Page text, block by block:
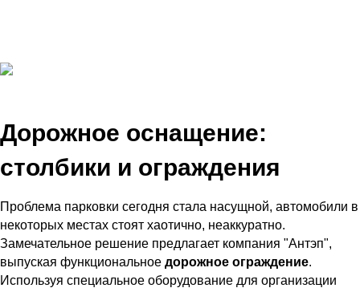
Дорожное оснащение:
столбики и ограждения
Проблема парковки сегодня стала насущной, автомобили в
некоторых местах стоят хаотично, неаккуратно.
Замечательное решение предлагает компания "Антэп",
выпуская функциональное дорожное ограждение.
Используя специальное оборудование для организации